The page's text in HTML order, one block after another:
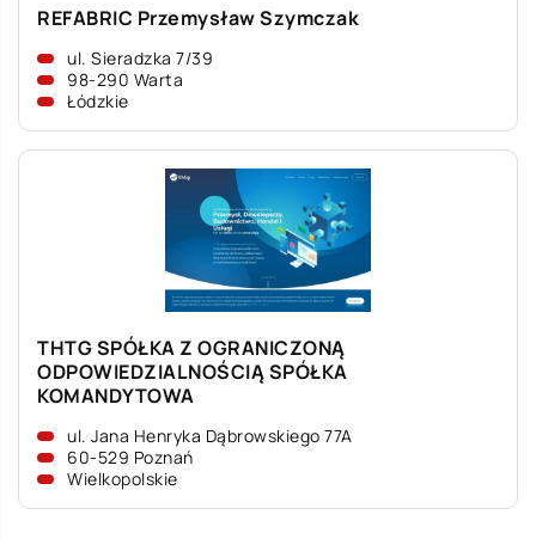
REFABRIC Przemysław Szymczak
ul. Sieradzka 7/39
98-290 Warta
Łódzkie
THTG SPÓŁKA Z OGRANICZONĄ
ODPOWIEDZIALNOŚCIĄ SPÓŁKA
KOMANDYTOWA
ul. Jana Henryka Dąbrowskiego 77A
60-529 Poznań
Wielkopolskie